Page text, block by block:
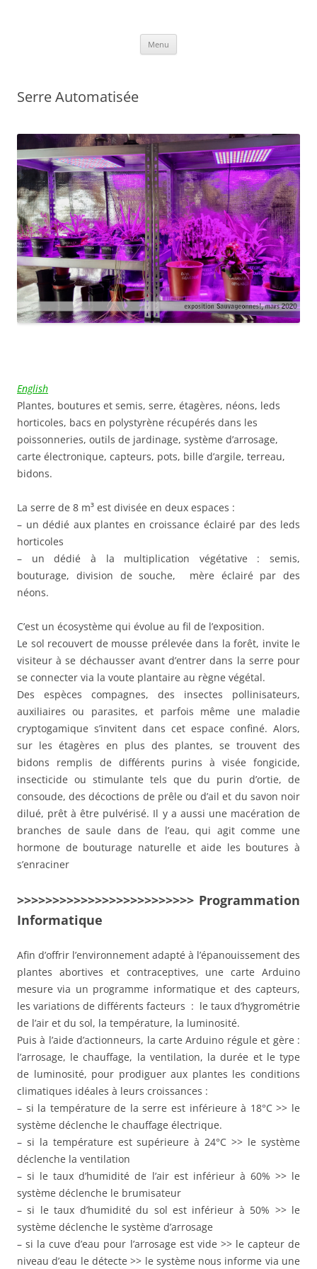
Menu
Serre Automatisée
English
Plantes, boutures et semis, serre, étagères, néons, leds
horticoles, bacs en polystyrène récupérés dans les
poissonneries, outils de jardinage, système d’arrosage,
carte électronique, capteurs, pots, bille d’argile, terreau,
bidons.
La serre de 8 m³ est divisée en deux espaces :
– un dédié aux plantes en croissance éclairé par des leds
horticoles
– un dédié à la multiplication végétative : semis,
bouturage, division de souche, mère éclairé par des
néons.
C’est un écosystème qui évolue au fil de l’exposition.
Le sol recouvert de mousse prélevée dans la forêt, invite le
visiteur à se déchausser avant d’entrer dans la serre pour
se connecter via la voute plantaire au règne végétal.
Des espèces compagnes, des insectes pollinisateurs,
auxiliaires ou parasites, et parfois même une maladie
cryptogamique s’invitent dans cet espace confiné. Alors,
sur les étagères en plus des plantes, se trouvent des
bidons remplis de différents purins à visée fongicide,
insecticide ou stimulante tels que du purin d’ortie, de
consoude, des décoctions de prêle ou d’ail et du savon noir
dilué, prêt à être pulvérisé. Il y a aussi une macération de
branches de saule dans de l’eau, qui agit comme une
hormone de bouturage naturelle et aide les boutures à
s’enraciner
>>>>>>>>>>>>>>>>>>>>>>>>> Programmation
Informatique
Afin d’offrir l’environnement adapté à l’épanouissement des
plantes abortives et contraceptives, une carte Arduino
mesure via un programme informatique et des capteurs,
les variations de différents facteurs : le taux d’hygrométrie
de l’air et du sol, la température, la luminosité.
Puis à l’aide d’actionneurs, la carte Arduino régule et gère :
l’arrosage, le chauffage, la ventilation, la durée et le type
de luminosité, pour prodiguer aux plantes les conditions
climatiques idéales à leurs croissances :
– si la température de la serre est inférieure à 18°C >> le
système déclenche le chauffage électrique.
– si la température est supérieure à 24°C >> le système
déclenche la ventilation
– si le taux d’humidité de l’air est inférieur à 60% >> le
système déclenche le brumisateur
– si le taux d’humidité du sol est inférieur à 50% >> le
système déclenche le système d’arrosage
– si la cuve d’eau pour l’arrosage est vide >> le capteur de
niveau d’eau le détecte >> le système nous informe via une